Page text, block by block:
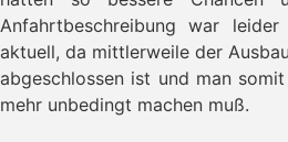
Anfahrtbeschreibung war
aktuell, da mittlerweile der
abgeschlossen ist und man
mehr unbedingt machen muß.